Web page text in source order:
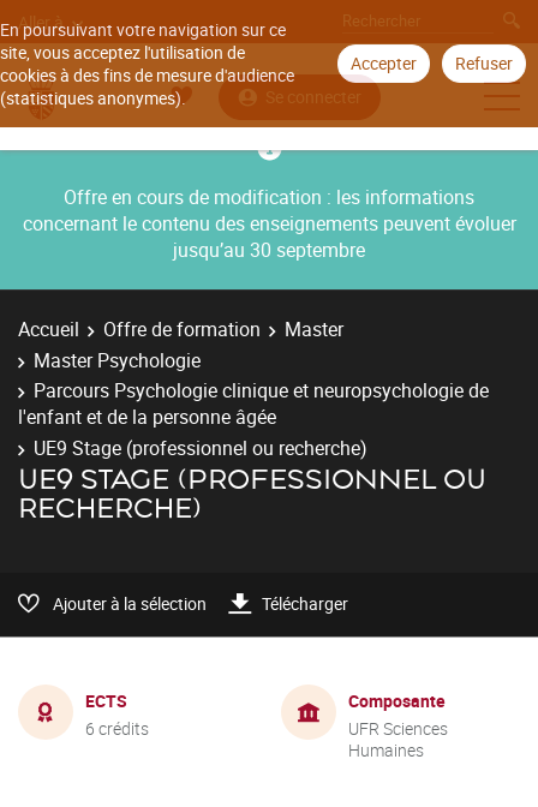
En poursuivant votre navigation sur ce
site, vous acceptez l'utilisation de
cookies à des fins de mesure d'audience
(statistiques anonymes).
Accepter Refuser
Aller à
Se connecter
Offre en cours de modification : les informations
concernant le contenu des enseignements peuvent évoluer
jusqu’au 30 septembre
Accueil Offre de formation
Master
Master Psychologie
Parcours Psychologie clinique et neuropsychologie de
l'enfant et de la personne âgée
UE9 Stage (professionnel ou recherche)
UE9 STAGE (PROFESSIONNEL OU
RECHERCHE)
Ajouter à la sélection Télécharger
ECTS
6 crédits
Composante
UFR Sciences
Humaines